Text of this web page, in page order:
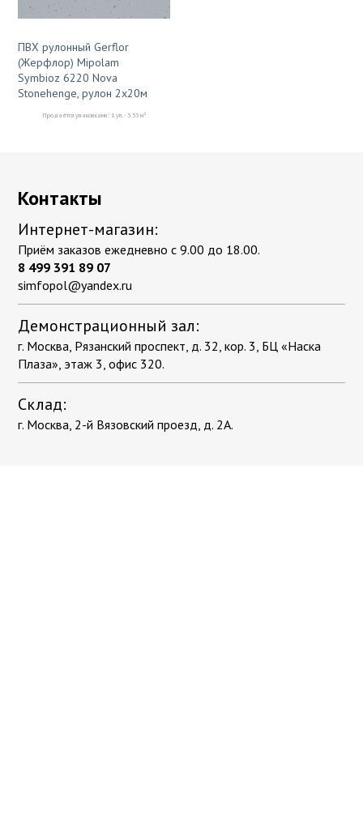
ПВХ рулонный Gerflor
(Жерфлор) Mipolam
Symbioz 6220 Nova
Stonehenge, рулон 2х20м
Продаётся упаковками: 1 уп. - 3.53 м2
Контакты
Интернет-магазин:
Приём заказов ежедневно с 9.00 до 18.00.
8 499 391 89 07
simfopol@yandex.ru
Демонстрационный зал:
г. Москва, Рязанский проспект, д. 32, кор. 3, БЦ «Наска
Плаза», этаж 3, офис 320.
Склад:
г. Москва, 2-й Вязовский проезд, д. 2А.